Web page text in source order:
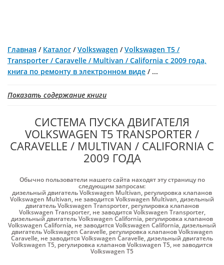
Главная / Каталог /Volkswagen /Volkswagen T5 /
Transporter / Caravelle / Multivan / California с 2009 года,
книга по ремонту в электронном виде / ...
Показать содержание книги
СИСТЕМА ПУСКА ДВИГАТЕЛЯ
VOLKSWAGEN T5 TRANSPORTER /
CARAVELLE / MULTIVAN / CALIFORNIA С
2009 ГОДА
Обычно пользователи нашего сайта находят эту страницу по
следующим запросам:
дизельный двигатель Volkswagen Multivan, регулировка клапанов
Volkswagen Multivan, не заводится Volkswagen Multivan,дизельный
двигатель Volkswagen Transporter, регулировка клапанов
Volkswagen Transporter, не заводится Volkswagen Transporter,
дизельный двигатель Volkswagen California, регулировка клапанов
Volkswagen California, не заводится Volkswagen California,дизельный
двигатель Volkswagen Caravelle, регулировка клапанов Volkswagen
Caravelle, не заводится Volkswagen Caravelle,дизельный двигатель
Volkswagen Т5, регулировка клапанов Volkswagen Т5, не заводится
Volkswagen Т5